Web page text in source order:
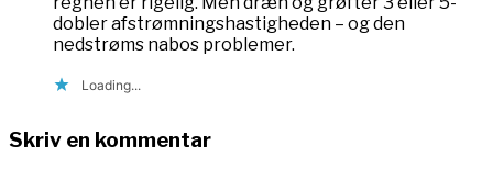
dobler afstrømningshastigheden – og den
nedstrøms nabos problemer.
Loading...
Skriv en kommentar